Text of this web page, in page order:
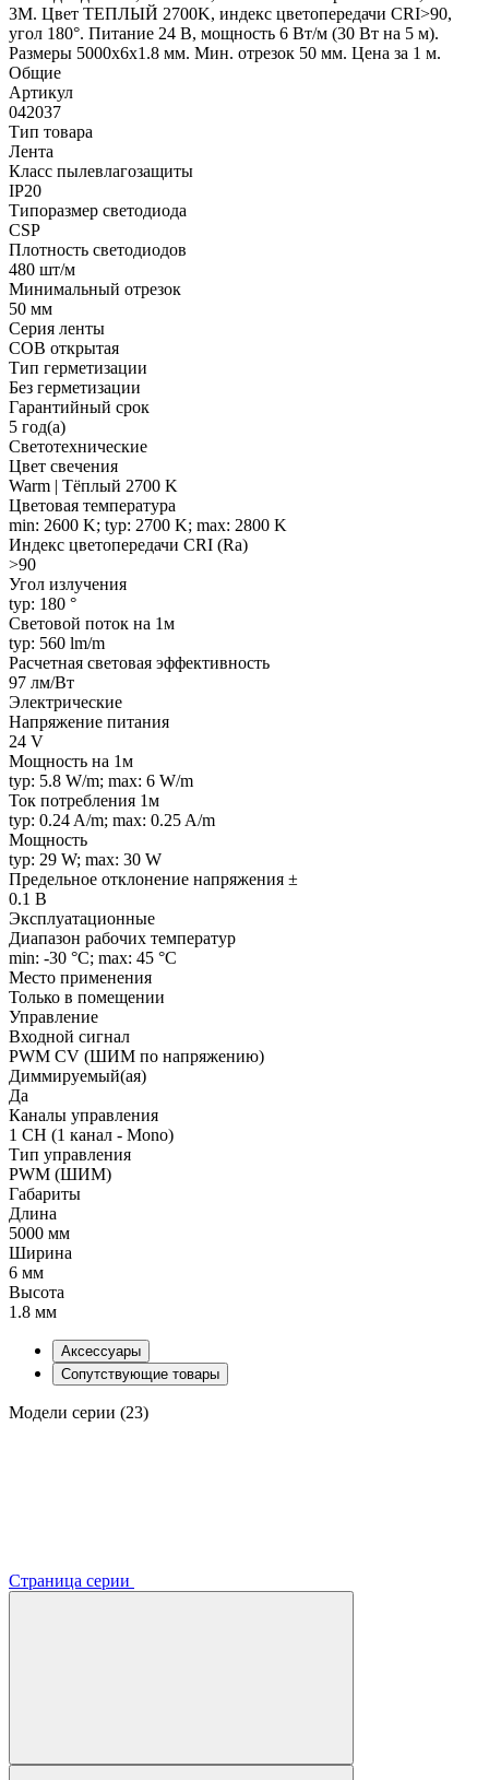
3M. Цвет ТЕПЛЫЙ 2700K, индекс цветопередачи CRI>90,
угол 180°. Питание 24 В, мощность 6 Вт/м (30 Вт на 5 м).
Размеры 5000х6х1.8 мм. Мин. отрезок 50 мм. Цена за 1 м.
Общие
Артикул
042037
Тип товара
Лента
Класс пылевлагозащиты
IP20
Типоразмер светодиода
CSP
Плотность светодиодов
480 шт/м
Минимальный отрезок
50 мм
Серия ленты
COB открытая
Тип герметизации
Без герметизации
Гарантийный срок
5 год(а)
Светотехнические
Цвет свечения
Warm | Тёплый 2700 K
Цветовая температура
min: 2600 K; typ: 2700 K; max: 2800 K
Индекс цветопередачи CRI (Ra)
>90
Угол излучения
typ: 180 °
Световой поток на 1м
typ: 560 lm/m
Расчетная световая эффективность
97 лм/Вт
Электрические
Напряжение питания
24 V
Мощность на 1м
typ: 5.8 W/m; max: 6 W/m
Ток потребления 1м
typ: 0.24 A/m; max: 0.25 A/m
Мощность
typ: 29 W; max: 30 W
Предельное отклонение напряжения ±
0.1 В
Эксплуатационные
Диапазон рабочих температур
min: -30 °C; max: 45 °C
Место применения
Только в помещении
Управление
Входной сигнал
PWM СV (ШИМ по напряжению)
Диммируемый(ая)
Да
Каналы управления
1 CH (1 канал - Mono)
Тип управления
PWM (ШИМ)
Габариты
Длина
5000 мм
Ширина
6 мм
Высота
1.8 мм
Аксессуары
Сопутствующие товары
Модели серии (23)
Страница серии